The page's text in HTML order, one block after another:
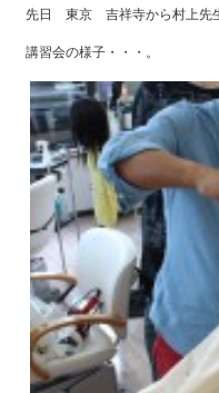
先日 東京 吉祥寺から村上先
講習会の様子・・・。